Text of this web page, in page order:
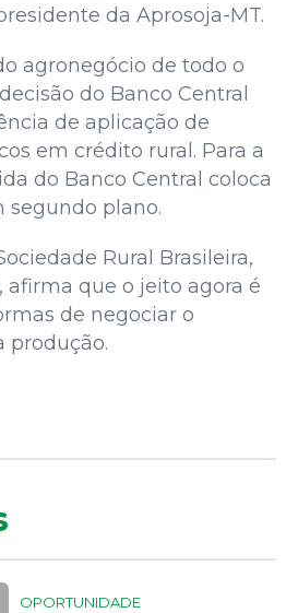
da Aprosoja-MT.
agronegócio de todo o
do Banco Central
de aplicação de
em crédito rural. Para a
do Banco Central coloca
segundo plano.
Rural Brasileira,
afirma que o jeito agora é
de negociar o
produção.
OPORTUNIDADE